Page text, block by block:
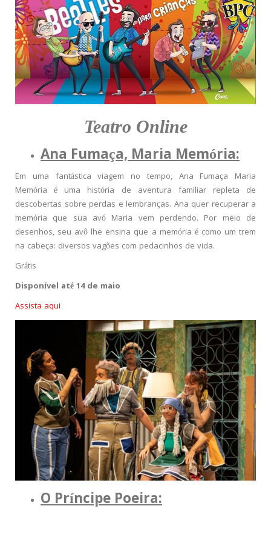
Teatro Online
Ana Fumaça, Maria Memória:
Em uma fantástica viagem no tempo, Ana Fumaça Maria
Memória é uma história de aventura familiar repleta de
descobertas sobre perdas e lembranças. Ana quer recuperar a
memória que sua avó Maria vem perdendo. Por meio de
desenhos, seu avô lhe ensina que a memória é como um trem
na cabeça: diversos vagões com pedacinhos de vida.
Grátis
Disponível até 14 de maio
Assista aqui
O Príncipe Poeira: